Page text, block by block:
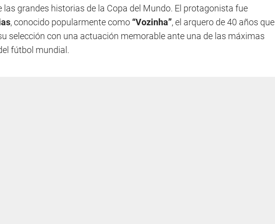
las grandes historias de la Copa del Mundo. El protagonista fue
, conocido popularmente como “Vozinha”, el arquero de 40 años que
selección con una actuación memorable ante una de las máximas
fútbol mundial.